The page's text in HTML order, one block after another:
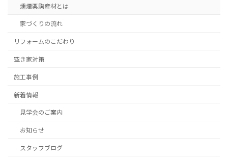
燻煙栗駒産材とは
家づくりの流れ
リフォームのこだわり
空き家対策
施工事例
新着情報
見学会のご案内
お知らせ
スタッフブログ